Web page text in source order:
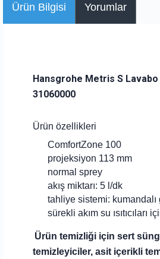
Ürün Bilgisi Yorumlar
Hansgrohe Metris S Lavabo
31060000
Ürün özellikleri
ComfortZone 100
projeksiyon 113 mm
normal sprey
akış miktarı: 5 l/dk
tahliye sistemi:
sürekli akım su ısıtıcıları
Ürün temizliği için sert
temizleyiciler, asit içerikli